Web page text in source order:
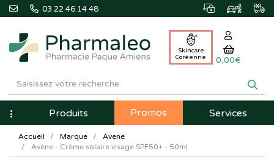
03 22 46 14 48
Pharmaleo
Pharmacie
Paque
Amiens
Skincare
Coréenne
0,00€
NavigationProduits Promos Services
Accueil Marque
Avene
Avène - Crème solaire visage SPF50+ - 50ml